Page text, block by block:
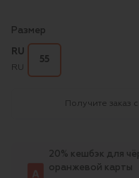
Размер
RU
RU
55
Получите заказ
20% кешбэк для
оранжевой карты